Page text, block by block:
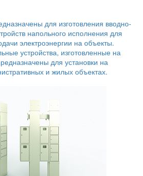
для изготовления вводно-
напольного исполнения для
электроэнергии на объекты.
устройства, изготовленные на
для установки на
и жилых объектах.